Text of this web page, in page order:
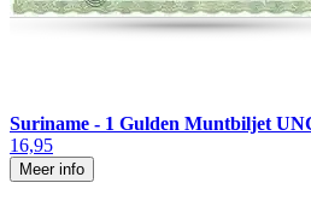
Suriname - 1 Gulden Muntbiljet
16,95
Meer info